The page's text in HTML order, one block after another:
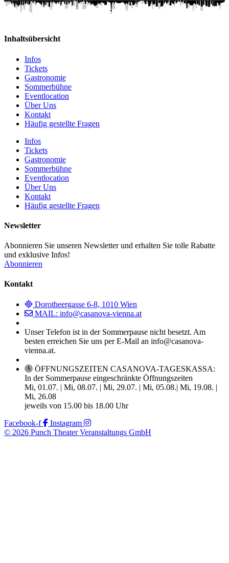
Inhaltsübersicht
Infos
Tickets
Gastronomie
Sommerbühne
Eventlocation
Über Uns
Kontakt
Häufig gestellte Fragen
Infos
Tickets
Gastronomie
Sommerbühne
Eventlocation
Über Uns
Kontakt
Häufig gestellte Fragen
Newsletter
Abonnieren Sie unseren Newsletter und erhalten Sie tolle Rabatte
und exklusive Infos!
Abonnieren
Kontakt
Dorotheergasse 6-8, 1010 Wien
MAIL: info@casanova-vienna.at
Unser Telefon ist in der Sommerpause nicht besetzt. Am
besten erreichen Sie uns per E-Mail an info@casanova-
vienna.at.
ÖFFNUNGSZEITEN CASANOVA-TAGESKASSA:
In der Sommerpause eingeschränkte Öffnungszeiten
Mi, 01.07. | Mi, 08.07. | Mi, 29.07. | Mi, 05.08.| Mi, 19.08. |
Mi, 26.08
jeweils von 15.00 bis 18.00 Uhr
Facebook-f
Instagram
© 2026 Punch Theater Veranstaltungs GmbH